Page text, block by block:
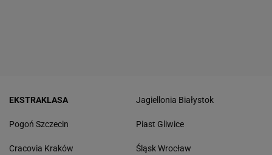
EKSTRAKLASA
Pogoń Szczecin
Cracovia Kraków
Jagiellonia Białystok
Piast Gliwice
Śląsk Wrocław